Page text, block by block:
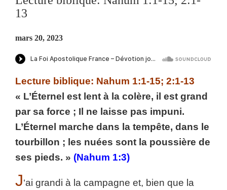
13
mars 20, 2023
Lecture biblique: Nahum 1:1-15; 2:1-13
« L’Éternel est lent à la colère, il est grand
par sa force ; Il ne laisse pas impuni.
L’Éternel marche dans la tempête, dans le
tourbillon ; les nuées sont la poussière de
ses pieds. » (Nahum 1:3)
J‘ai grandi à la campagne et, bien que la